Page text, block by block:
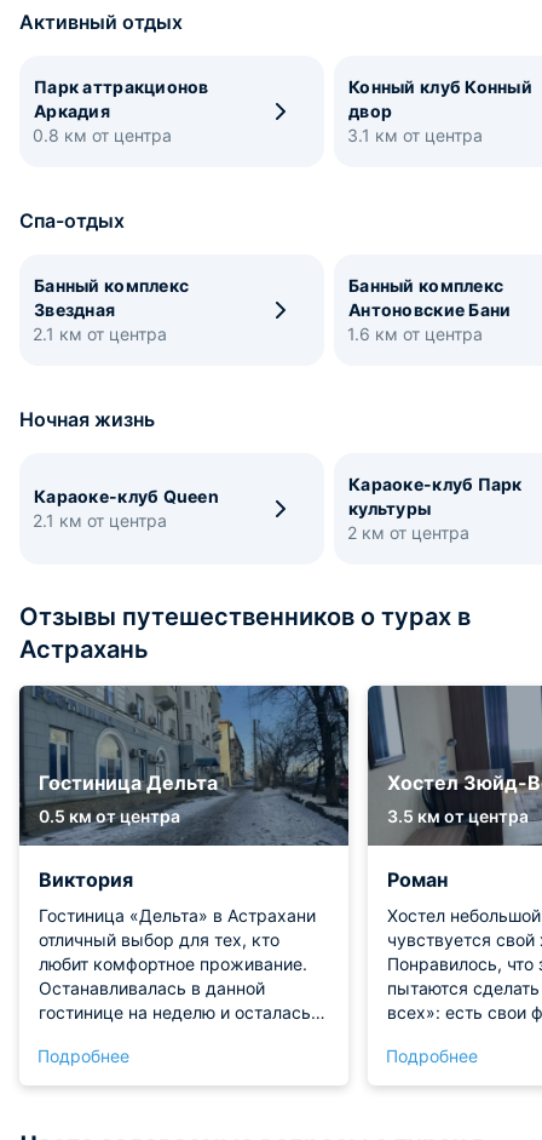
Активный отдых
Парк аттракционов
Аркадия
0.8 км от центра
Конный клуб Конный
двор
3.1 км от центра
Спа-отдых
Банный комплекс
Звездная
2.1 км от центра
Банный комплекс
Антоновские Бани
1.6 км от центра
Ночная жизнь
Караоке-клуб Queen
2.1 км от центра
Караоке-клуб Парк
культуры
2 км от центра
Отзывы путешественников о турах в
Астрахань
Гостиница Дельта
0.5 км от центра
Виктория
Гостиница «Дельта» в Астрахани
отличный выбор для тех, кто
любит комфортное проживание.
Останавливалась в данной
гостинице на неделю и осталась
есть все необходимое для
комфортной жизни. Один из
Подробнее
Хостел Зюйд-
3.5 км от центра
Роман
Хостел
чувствуется свой
Понравилось, что
пытаются
всех»: есть свои
В общих зонах
убирают, и это
Подробнее